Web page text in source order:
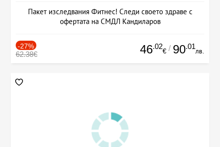
Пакет изследвания Фитнес! Следи своето здраве с
офертата на СМДЛ Кандиларов
-27%
62.38€ 46.02
€ / 90.01
лв.